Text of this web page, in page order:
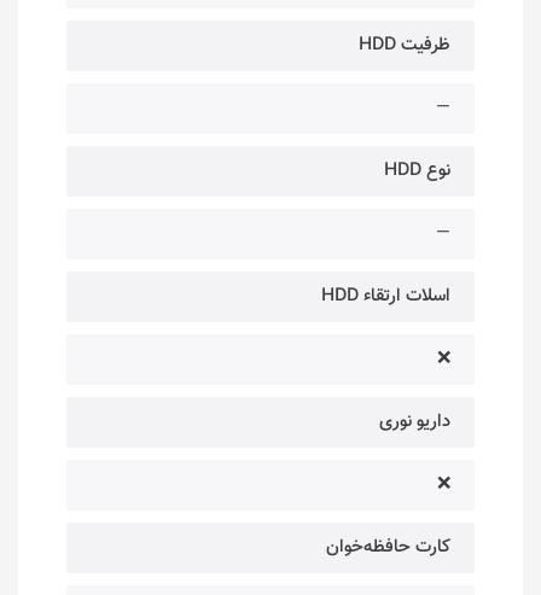
ظرفیت HDD
—
نوع HDD
—
اسلات ارتقاء HDD
❌
داریو نوری
❌
کارت حافظه‌خوان